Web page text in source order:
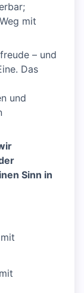
mit
– und
Das
und
Sinn in